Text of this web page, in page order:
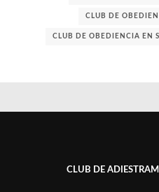
CLUB DE
CLUB DE OBEDIENCIA EN
CLUB DE